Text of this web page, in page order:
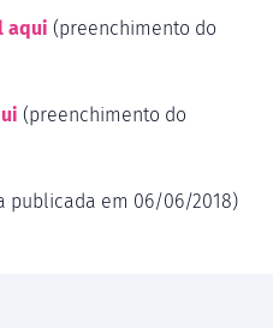
aqui (preenchimento do
(preenchimento do
publicada em 06/06/2018)